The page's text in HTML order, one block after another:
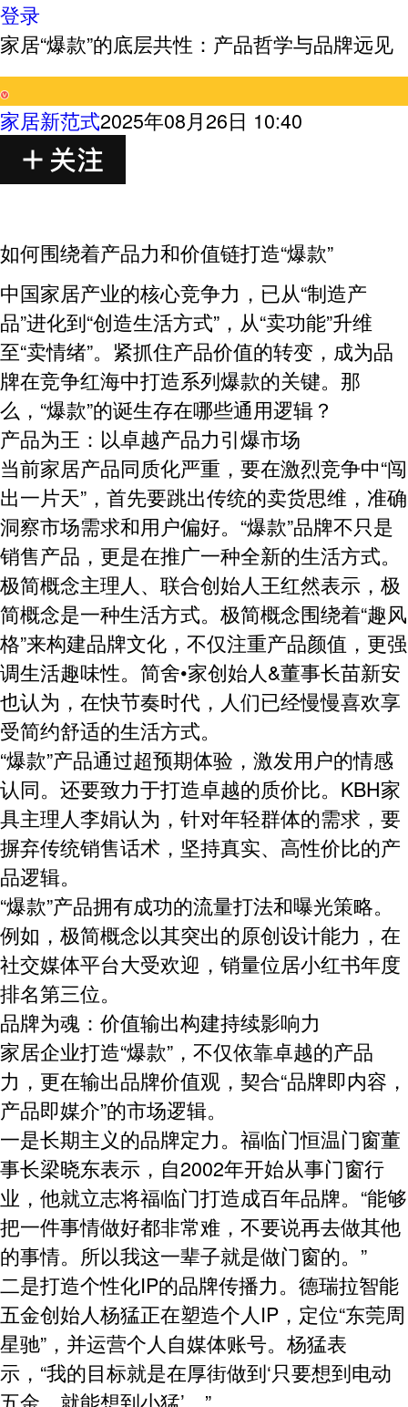
登录
家居“爆款”的底层共性：产品哲学与品牌远见
家居新范式2025年08月26日 10:40
如何围绕着产品力和价值链打造“爆款”
中国家居产业的核心竞争力，已从“制造产
品”进化到“创造生活方式”，从“卖功能”升维
至“卖情绪”。紧抓住产品价值的转变，成为品
牌在竞争红海中打造系列爆款的关键。那
么，“爆款”的诞生存在哪些通用逻辑？
产品为王：以卓越产品力引爆市场
当前家居产品同质化严重，要在激烈竞争中“闯
出一片天”，首先要跳出传统的卖货思维，准确
洞察市场需求和用户偏好。 “爆款”品牌不只是
销售产品，更是在推广一种全新的生活方式。
极简概念主理人、联合创始人王红然表示，极
简概念是一种生活方式。极简概念围绕着“趣风
格”来构建品牌文化，不仅注重产品颜值，更强
调生活趣味性。 简舍•家创始人&董事长苗新安
也认为，在快节奏时代，人们已经慢慢喜欢享
受简约舒适的生活方式。
“爆款”产品通过超预期体验，激发用户的情感
认同。还要致力于打造卓越的质价比。 KBH家
具主理人李娟认为，针对年轻群体的需求，要
摒弃传统销售话术，坚持真实、高性价比的产
品逻辑。
“爆款”产品拥有成功的流量打法和曝光策略。
例如，极简概念以其突出的原创设计能力，在
社交媒体平台大受欢迎，销量位居小红书年度
排名第三位。
品牌为魂：价值输出构建持续影响力
家居企业打造“爆款”，不仅依靠卓越的产品
力，更在输出品牌价值观，契合“品牌即内容，
产品即媒介”的市场逻辑。
一是长期主义的品牌定力。 福临门恒温门窗董
事长梁晓东表示，自2002年开始从事门窗行
业，他就立志将福临门打造成百年品牌。“能够
把一件事情做好都非常难，不要说再去做其他
的事情。所以我这一辈子就是做门窗的。”
二是打造个性化IP的品牌传播力。 德瑞拉智能
五金创始人杨猛正在塑造个人IP，定位“东莞周
星驰”，并运营个人自媒体账号。杨猛表
示，“我的目标就是在厚街做到‘只要想到电动
五金，就能想到小猛’。”